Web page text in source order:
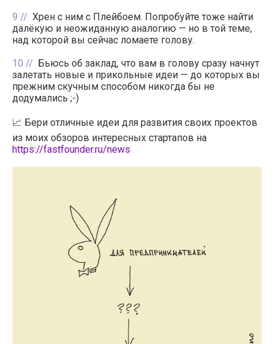
9
Хрен с ним с Плейбоем. Попробуйте тоже найти
далёкую и неожиданную аналогию — но в той теме,
над которой вы сейчас ломаете голову.
10
Бьюсь об заклад, что вам в голову сразу начнут
залетать новые и прикольные идеи — до которых вы
прежним скучным способом никогда бы не
додумались ;-)
📈 Бери отличные идеи для развития своих проектов
из моих обзоров интересных стартапов на
https://fastfounder.ru/news